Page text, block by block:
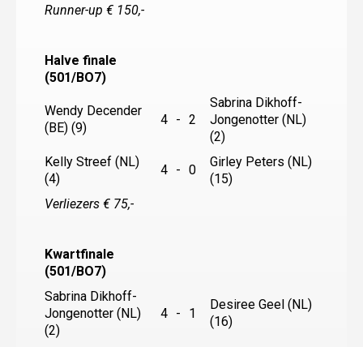
Runner-up € 150,-
Halve finale
(501/BO7)
Wendy Decender
(BE) (9)
4 - 2
Sabrina Dikhoff-
Jongenotter (NL)
(2)
Kelly Streef (NL)
(4)
4 - 0
Girley Peters (NL)
(15)
Verliezers € 75,-
Kwartfinale
(501/BO7)
Sabrina Dikhoff-
Jongenotter (NL)
(2)
4 - 1
Desiree Geel (NL)
(16)